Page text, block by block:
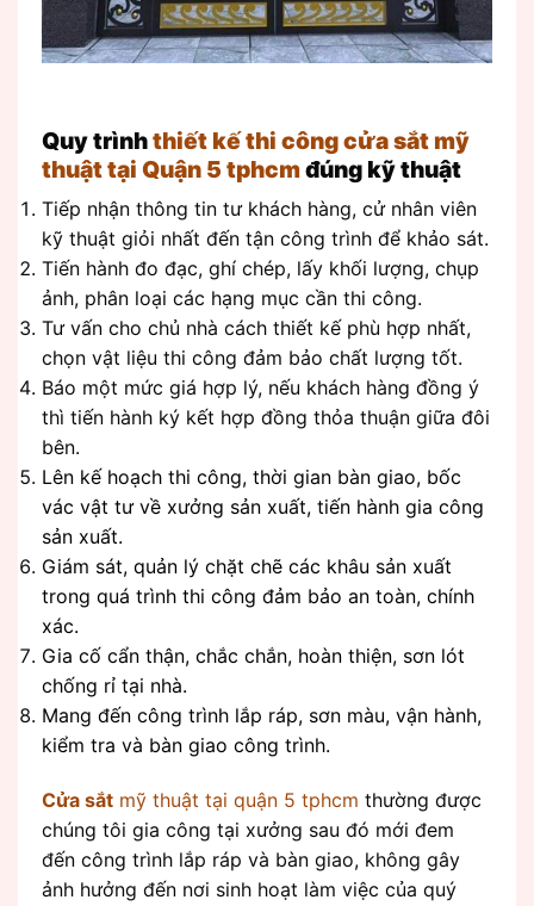
Quy trìnhthiết kế thi công cửa sắt mỹ
thuật tại Quận 5 tphcmđúng kỹ thuật
Tiếp nhận thông tin tư khách hàng, cử nhân viên
kỹ thuật giỏi nhất đến tận công trình để khảo sát.
Tiến hành đo đạc, ghí chép, lấy khối lượng, chụp
ảnh, phân loại các hạng mục cần thi công.
Tư vấn cho chủ nhà cách thiết kế phù hợp nhất,
chọn vật liệu thi công đảm bảo chất lượng tốt.
Báo một mức giá hợp lý, nếu khách hàng đồng ý
thì tiến hành ký kết hợp đồng thỏa thuận giữa đôi
bên.
Lên kế hoạch thi công, thời gian bàn giao, bốc
vác vật tư về xưởng sản xuất, tiến hành gia công
sản xuất.
Giám sát, quản lý chặt chẽ các khâu sản xuất
trong quá trình thi công đảm bảo an toàn, chính
xác.
Gia cố cẩn thận, chắc chắn, hoàn thiện, sơn lót
chống rỉ tại nhà.
Mang đến công trình lắp ráp, sơn màu, vận hành,
kiểm tra và bàn giao công trình.
Cửa sắt mỹ thuật tại quận 5 tphcm thường được
chúng tôi gia công tại xưởng sau đó mới đem
đến công trình lắp ráp và bàn giao, không gây
ảnh hưởng đến nơi sinh hoạt làm việc của quý